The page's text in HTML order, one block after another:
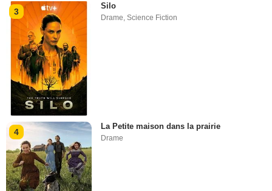
3
Silo
Drame,Science Fiction
4
La Petite maison dans la prairie
Drame